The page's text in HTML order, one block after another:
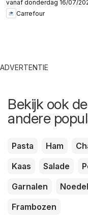
vanaf donderdag 16/07/
Carrefour
ADVERTENTIE
Bekijk ook
andere
Pasta Ham
Kaas
Salade
Garnalen
Frambozen